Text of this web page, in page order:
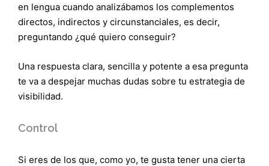
en lengua cuando analizábamos los complementos
directos, indirectos y circunstanciales, es decir,
preguntando ¿qué quiero conseguir?
Una respuesta clara, sencilla y potente a esa pregunta
te va a despejar muchas dudas sobre tu estrategia de
visibilidad.
Control
Si eres de los que, como yo, te gusta tener una cierta